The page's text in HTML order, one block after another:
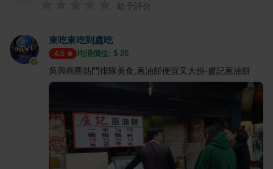
給予評分
東吃東吃到處吃
4.5 均消價位: $ 20
吳興商圈熱門排隊美食,蔥油餅便宜又大份-盧記蔥油餅